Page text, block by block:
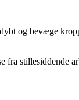
og bevæge
fra stillesiddende